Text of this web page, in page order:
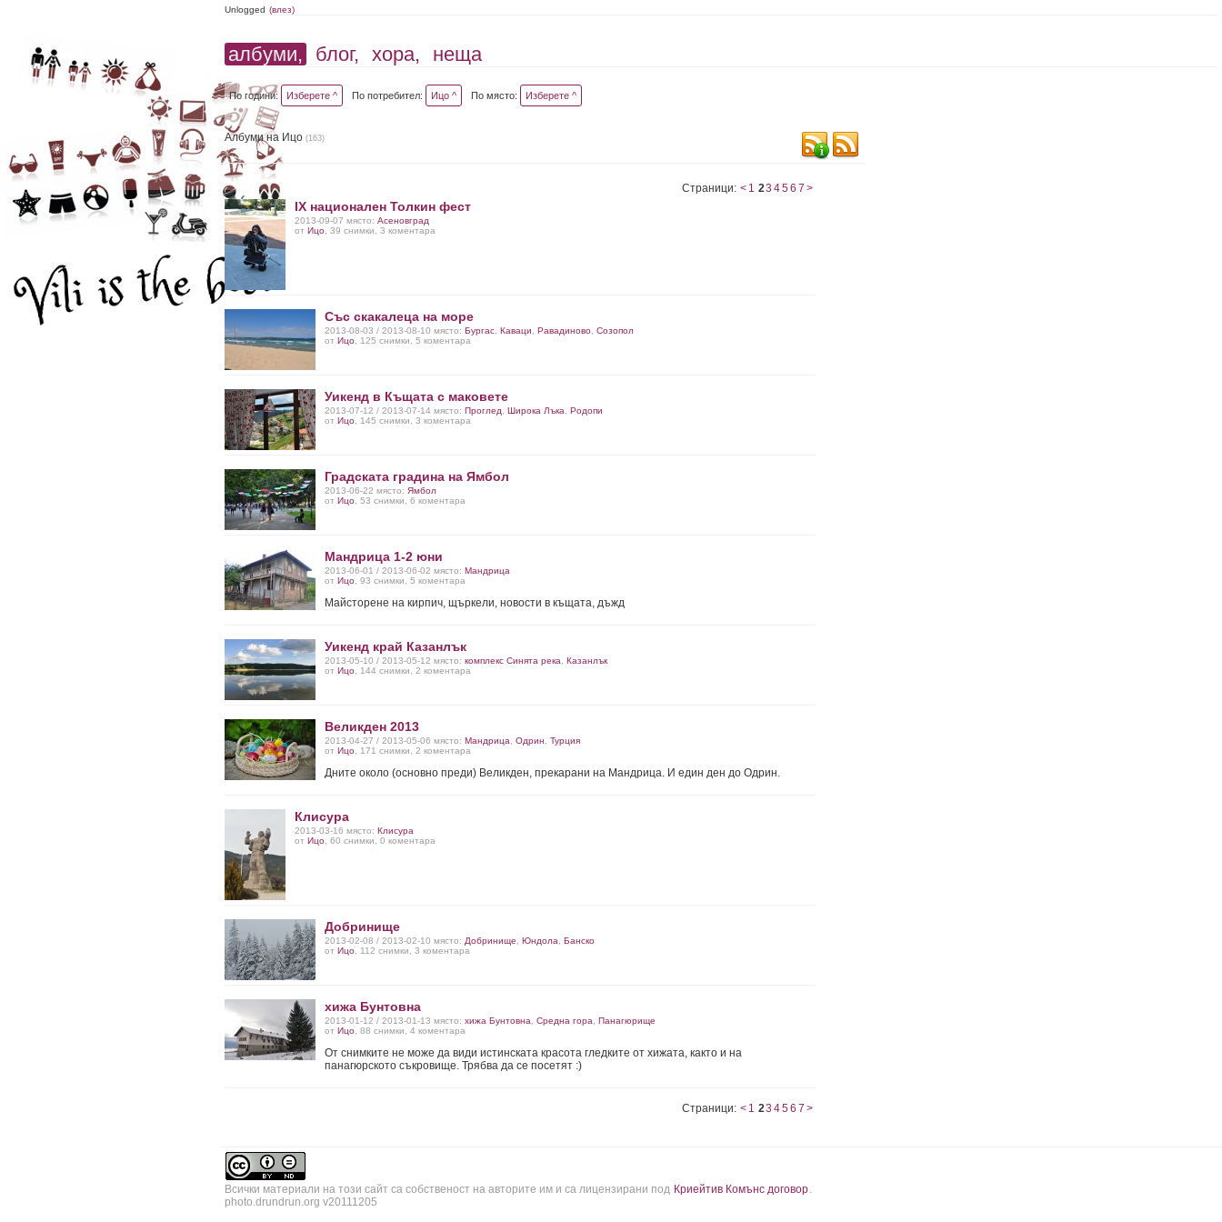
Unlogged (влез)
албуми, блог, хора, неща
По години: Изберете ^ По потребител: Ицо ^ По място: Изберете ^
Албуми на Ицо (163)
Страници: < 1 23 456 7 >
IX национален Толкин фест
2013-09-07 място: Асеновград
от Ицо, 39 снимки, 3 коментара
Със скакалеца на море
2013-08-03 / 2013-08-10 място: Бургас, Каваци Равадиново, Созопол
от Ицо, 125 снимки, 5 коментара
Уикенд в Къщата с маковете
2013-07-12 / 2013-07-14 място: Проглед Широка Лъка
Родопи
от Ицо, 145 снимки, 3 коментара
Градската градина на Ямбол
2013-06-22 място: Ямбол
от Ицо, 53 снимки, 6 коментара
Мандрица 1-2 юни
2013-06-01 / 2013-06-02 място: Мандрица
от Ицо, 93 снимки, 5 коментара
Майсторене на кирпич, щъркели, новости в къщата, дъжд
Уикенд край Казанлък
2013-05-10 / 2013-05-12 място: комплекс Синята река
Казанлък
от Ицо, 144 снимки, 2 коментара
Великден 2013
2013-04-27 / 2013-05-06 място: Мандрица Одрин
Турция
от Ицо, 171 снимки, 2 коментара
Дните около (основно преди) Великден, прекарани на Мандрица. И един ден до Одрин.
Клисура
2013-03-16 място: Клисура
от Ицо, 60 снимки, 0 коментара
Добринище
2013-02-08 / 2013-02-10 място: Добринище Юндола
Банско
от Ицо, 112 снимки, 3 коментара
хижа Бунтовна
2013-01-12 / 2013-01-13 място: хижа Бунтовна Средна гора
Панагюрище
от Ицо, 88 снимки, 4 коментара
Oт снимките не може да види истинската красота гледките от хижата, както и на
панагюрското съкровище. Трябва да се посетят :)
Страници: < 1 23 456 7 >
Всички материали на този сайт са собственост на авторите им и са лицензирани под Криейтив Комънс договор.
photo.drundrun.org v20111205